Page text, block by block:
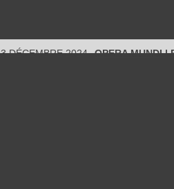
3 DÉCEMBRE 2024 OPERA MUNDI |